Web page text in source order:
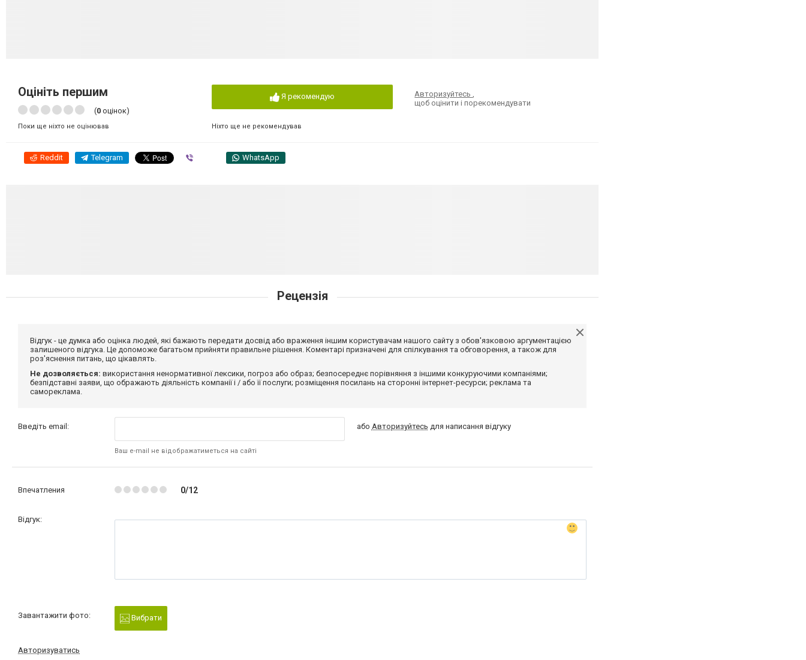
Оцініть першим
(0 оцінок)
Поки ще ніхто не оцінював
Я рекомендую
Ніхто ще не рекомендував
Авторизуйтесь,
щоб оцінити і порекомендувати
Reddit Telegram WhatsApp
Рецензія
Відгук - це думка або оцінка людей, які бажають передати досвід або враження іншим користувачам нашого сайту з обов'язковою аргументацією
залишеного відгука. Це допоможе багатьом прийняти правильне рішення. Коментарі призначені для спілкування та обговорення, а також для
роз'яснення питань, що цікавлять.
Не дозволяється: використання ненормативної лексики, погроз або образ; безпосереднє порівняння з іншими конкуруючими компаніями;
безпідставні заяви, що ображають діяльність компанії і / або її послуги; розміщення посилань на сторонні інтернет-ресурси; реклама та
самореклама.
Введіть email:
Ваш e-mail не відображатиметься на сайті
або Авторизуйтесь для написання відгуку
Впечатления 0/12
Відгук:
Завантажити фото: Вибрати
Авторизуватись